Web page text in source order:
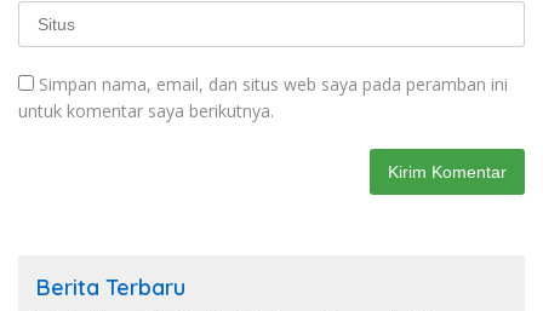
Simpan nama, email, dan situs web saya pada peramban ini
untuk komentar saya berikutnya.
Berita Terbaru